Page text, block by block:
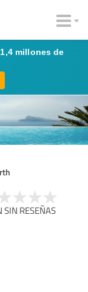
millones de
SIN RESEÑAS